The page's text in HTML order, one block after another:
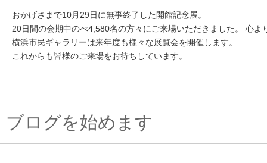
おかげさまで10月29日に無事終了した開館記念展。
20日間の会期中のべ4,580名の方々にご来場いただきました。 心
横浜市民ギャラリーは来年度も様々な展覧会を開催します。
これからも皆様のご来場をお待ちしています。
ブログを始めます